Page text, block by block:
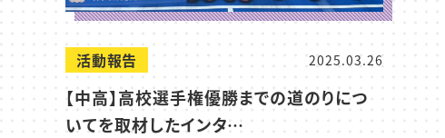
活動報告 2025.03.26
【中高】高校選手権優勝までの道のりにつ
いてを取材したインタ…